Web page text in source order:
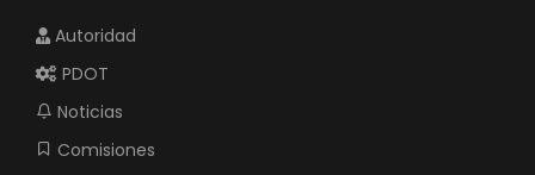
Autoridad
PDOT
Noticias
Comisiones